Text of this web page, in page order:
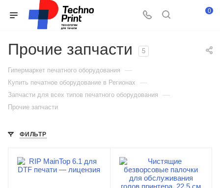
0
Прочие запчасти 5
Гипермаркет печатного оборудования —
Купить печатное оборудование в Регионах —
Запчасти для всех типов печатного оборудования —
Прочие запчасти
ФИЛЬТР